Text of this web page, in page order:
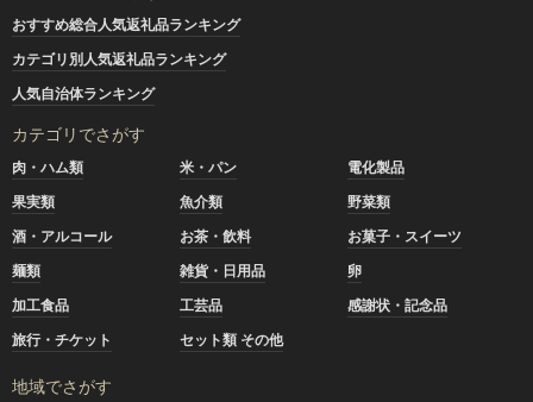
おすすめ総合人気返礼品ランキング
カテゴリ別人気返礼品ランキング
人気自治体ランキング
カテゴリでさがす
肉・ハム類 米・パン
電化製品
果実類
魚介類
野菜類
酒・アルコール
お茶・飲料
お菓子・スイーツ
麺類
雑貨・日用品
卵
加工食品
工芸品
感謝状・記念品
旅行・チケット
セット類 その他
地域でさがす